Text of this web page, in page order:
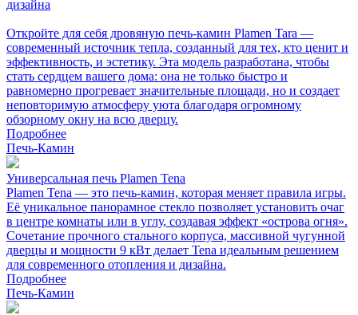
дизайна
Откройте для себя дровяную печь-камин Plamen Tara —
современный источник тепла, созданный для тех, кто ценит и
эффективность, и эстетику. Эта модель разработана, чтобы
стать сердцем вашего дома: она не только быстро и
равномерно прогревает значительные площади, но и создает
неповторимую атмосферу уюта благодаря огромному
обзорному окну на всю дверцу.
Подробнее
Печь-Камин
Универсальная печь Plamen Tena
Plamen Tena — это печь-камин, которая меняет правила игры.
Её уникальное панорамное стекло позволяет установить очаг
в центре комнаты или в углу, создавая эффект «острова огня».
Сочетание прочного стального корпуса, массивной чугунной
дверцы и мощности 9 кВт делает Tena идеальным решением
для современного отопления и дизайна.
Подробнее
Печь-Камин